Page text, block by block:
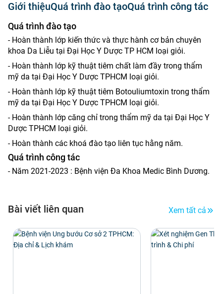
Giới thiệuQuá trình đào tạoQuá trình công tác
Quá trình đào tạo
- Hoàn thành lớp kiến thức và thực hành cơ bản chuyên
khoa Da Liễu tại Đại Học Y Dược TP HCM loại giỏi.
- Hoàn thành lớp kỹ thuật tiêm chất làm đầy trong thẩm
mỹ da tại Đại Học Y Dược TPHCM loại giỏi.
- Hoàn thành lớp kỹ thuật tiêm Botouliumtoxin trong thẩm
mỹ da tại Đại Học Y Dược TPHCM loại giỏi.
- Hoàn thành lớp căng chỉ trong thẩm mỹ da tại Đại Học Y
Dược TPHCM loại giỏi.
- Hoàn thành các khoá đào tạo liên tục hằng năm.
Quá trình công tác
- Năm 2021-2023 : Bệnh viện Đa Khoa Medic Bình Dương.
Bài viết liên quan Xem tất cả